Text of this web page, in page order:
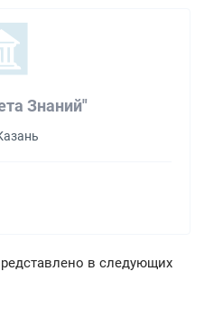
Знаний"
в следующих